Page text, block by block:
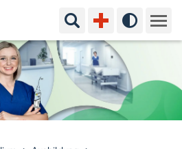
Suchbegriff eingeben
Hoher